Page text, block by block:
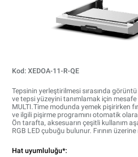
Kod: XEDOA-11-R-QE
Tepsinin yerleştirilmesi sırasında
ve tepsi yüzeyini tanımlamak için mesafe
MULTI.Time modunda yemek pişirirken
ve ilgili pişirme programını otomatik
Ön tarafta, aksesuarın çeşitli kullanım
RGB LED çubuğu bulunur. Fırının
Hat uyumluluğu*: